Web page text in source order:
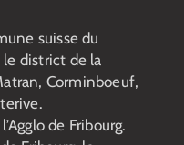
du Platy
route du centre sportif 1,
suisse du
le district de la
Corminboeuf,
de Fribourg.